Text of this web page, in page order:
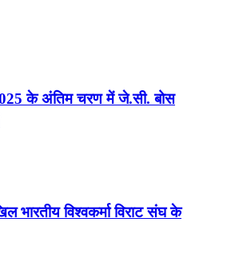
के अंतिम चरण में जे.सी. बोस
भारतीय विश्वकर्मा विराट संघ के